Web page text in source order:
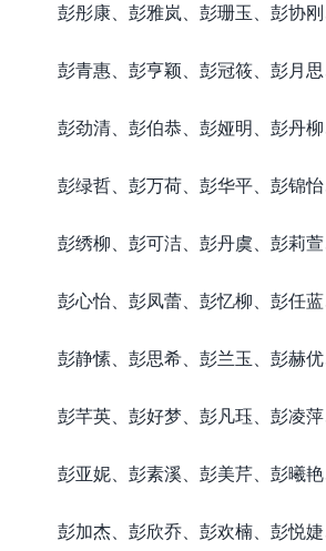
彭彤康、彭雅岚、彭珊玉、彭协刚
彭青惠、彭亨颖、彭冠筱、彭月思
彭劲清、彭伯恭、彭娅明、彭丹柳
彭绿哲、彭万荷、彭华平、彭锦怡
彭绣柳、彭可洁、彭丹虞、彭莉萱
彭心怡、彭凤蕾、彭忆柳、彭任蓝
彭静愫、彭思希、彭兰玉、彭赫优
彭芊英、彭好梦、彭凡珏、彭凌萍
彭亚妮、彭素溪、彭美芹、彭曦艳
彭加杰、彭欣乔、彭欢楠、彭悦婕